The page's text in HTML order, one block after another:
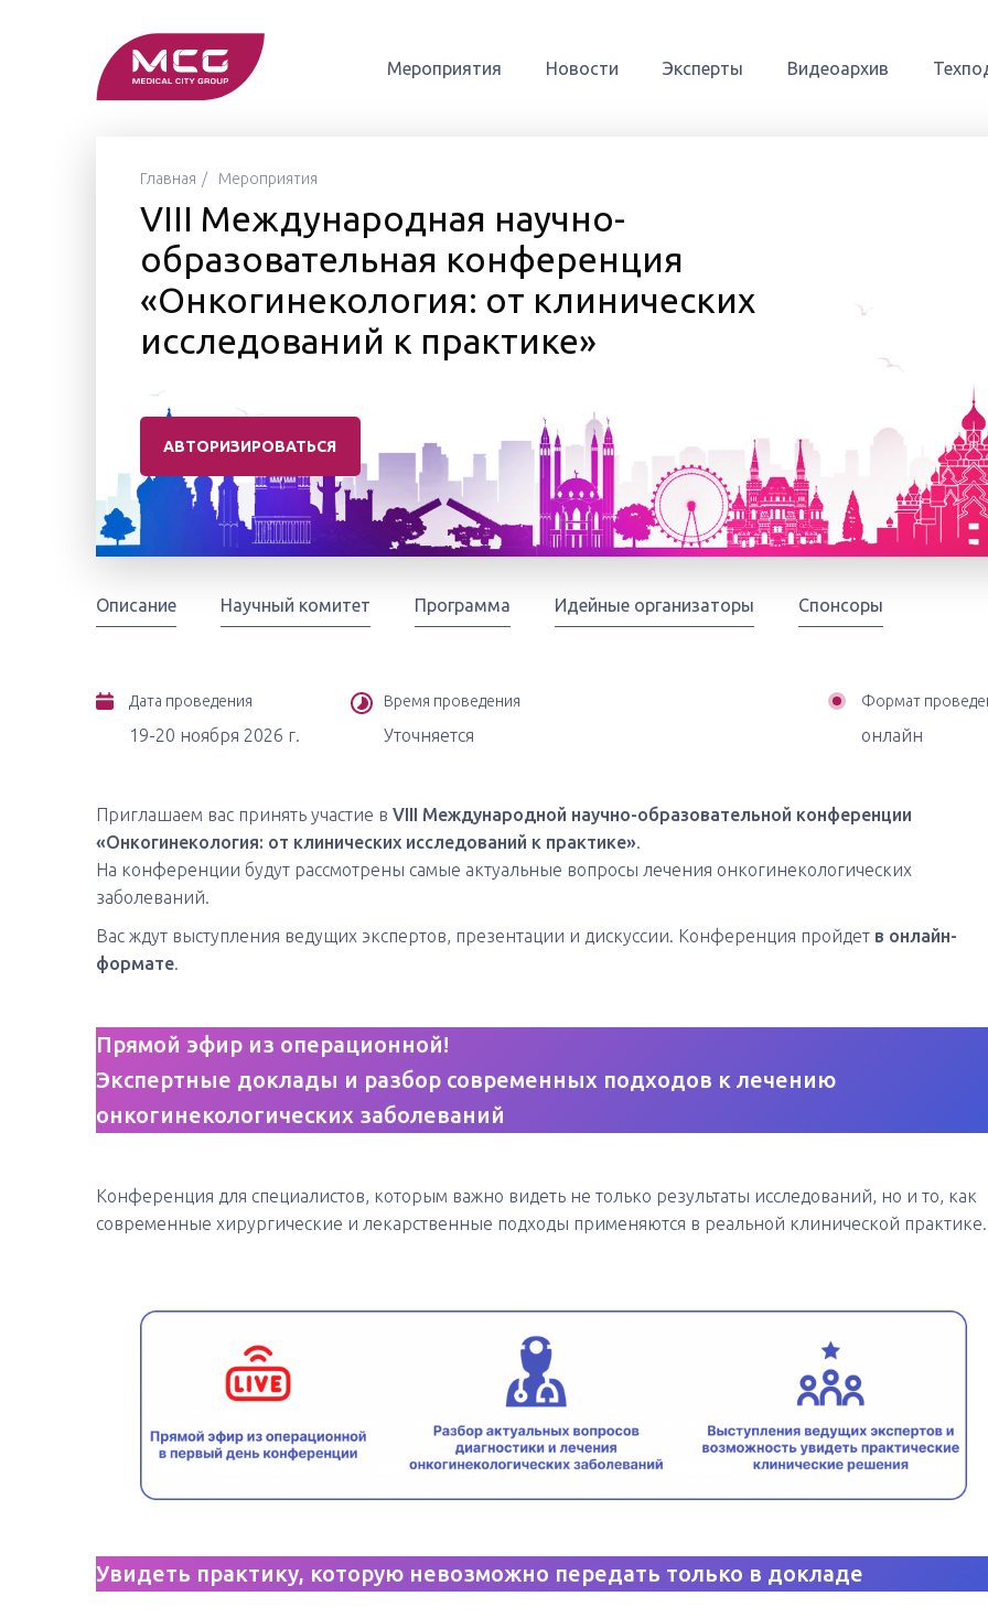
Мероприятия Новости Эксперты Видеоархив
Главная Мероприятия
VIII Международная научно-
образовательная конференция
«Онкогинекология: от клинических
исследований к практике»
АВТОРИЗИРОВАТЬСЯ
Описание Научный комитет Программа Идейные организаторы Спонсоры
Дата проведения
19-20 ноября 2026 г.
Время проведения
Уточняется
Формат
онлайн
Приглашаем вас принять участие в VIII Международной научно-образовательной конференции
«Онкогинекология: от клинических исследований к практике».
На конференции будут рассмотрены самые актуальные вопросы лечения онкогинекологических
заболеваний.
Вас ждут выступления ведущих экспертов, презентации и дискуссии. Конференция пройдет в онлайн-
формате.
Прямой эфир из операционной!
Экспертные доклады и разбор современных подходов к лечению
онкогинекологических заболеваний
Конференция для специалистов, которым важно видеть не только результаты исследований, но и то, как
современные хирургические и лекарственные подходы применяются в реальной клинической практике.
Увидеть практику, которую невозможно передать только в докладе